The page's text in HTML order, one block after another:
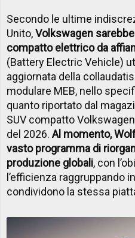
Secondo le ultime
Unito,Volkswagen
compatto elettrico da
(Battery Electric Vehicle)
aggiornata della
modulare MEB, nello
quanto riportato dal
SUV compatto
del 2026.Al momento,
vasto programma di
produzione globali, con
l’efficienza raggruppando
condividono la stessa